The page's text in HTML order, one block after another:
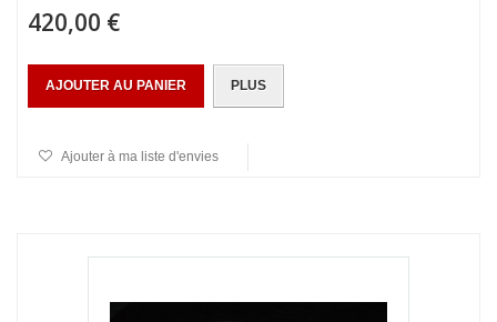
420,00 €
AJOUTER AU PANIER PLUS
Ajouter à ma liste d'envies